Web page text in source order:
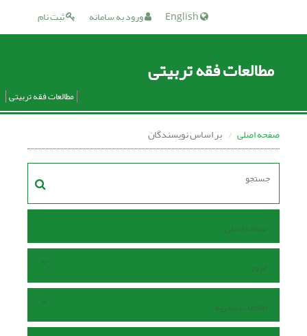
ثبت نام ورود به سامانه
مطالعات فقه تربیتی
مطالعات فقه تربیتی
صفحه اصلی بر اساس نویسندگان
صفحه اصلی
مرور
اطلاعات نشریه